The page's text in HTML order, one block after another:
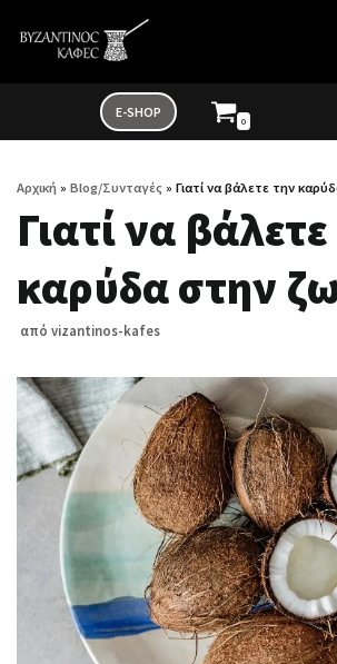
στο
E-SHOP
0
Αρχική » Blog/Συνταγές » Γιατί να βάλετε την
Γιατί να
καρύδα στην
από vizantinos-kafes